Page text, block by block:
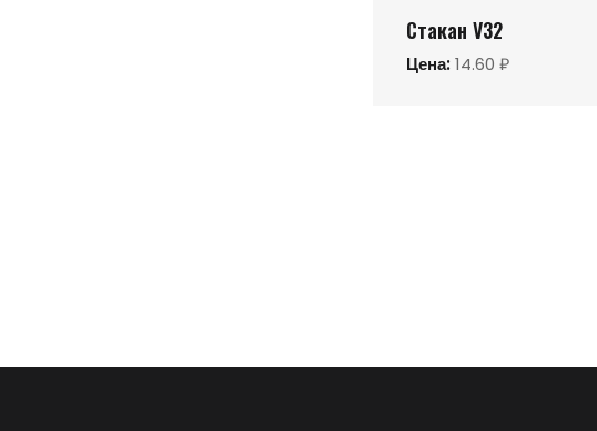
Стакан V32
Цена:14.60 ₽